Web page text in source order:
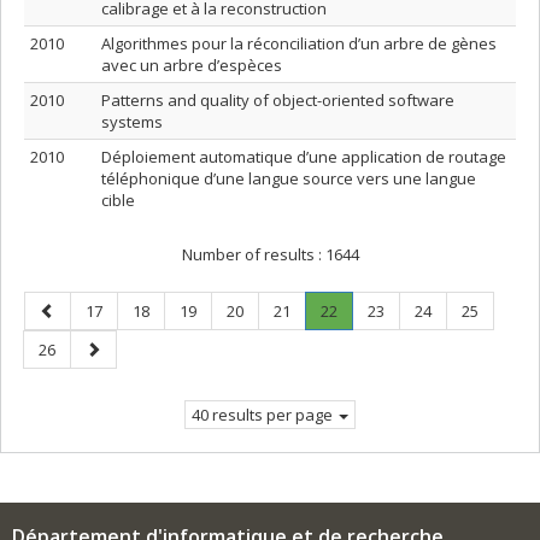
calibrage et à la reconstruction
2010
Algorithmes pour la réconciliation d’un arbre de gènes
avec un arbre d’espèces
2010
Patterns and quality of object-oriented software
systems
2010
Déploiement automatique d’une application de routage
téléphonique d’une langue source vers une langue
cible
Number of results : 1644
Previous
page
Page
17 Page
18 Page
19 Page
20 Page
21 Page
22
Current
Page
23 Page
24 Page
25
Page
26
Next
page
40 results per page